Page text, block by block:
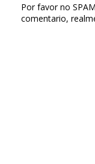
Por favor no
comentario,